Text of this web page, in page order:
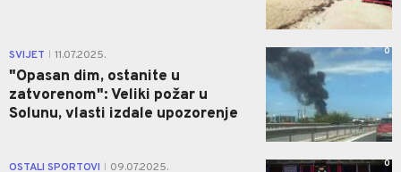
SVIJET 11.07.2025.
"Opasan dim, ostanite u
zatvorenom": Veliki požar u
Solunu, vlasti izdale upozorenje
0
OSTALI SPORTOVI 09.07.2025. 0